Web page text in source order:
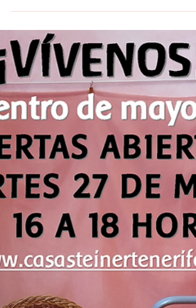
CST en el Festival de Lana de Canarias en la
y teatrillo como clausura del Mercado de Lana